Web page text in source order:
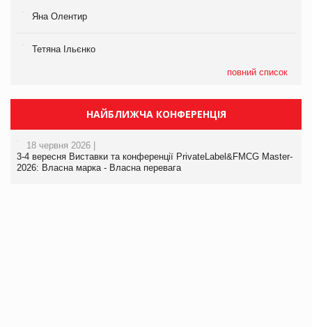
Яна Олентир
Тетяна Ільєнко
повний список
НАЙБЛИЖЧА КОНФЕРЕНЦІЯ
18 червня 2026 |
3-4 вересня Виставки та конференції PrivateLabel&FMCG Master-
2026: Власна марка - Власна перевага